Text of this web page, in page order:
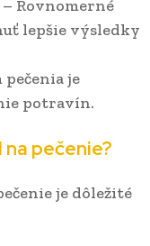
– Rovnomerné
lepšie výsledky
pečenia je
potravín.
pečenie?
je dôležité